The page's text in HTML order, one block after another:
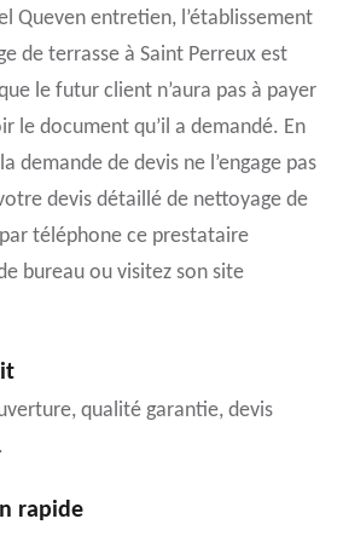
Queven entretien, l’établissement
de terrasse à Saint Perreux est
le futur client n’aura pas à payer
le document qu’il a demandé. En
demande de devis ne l’engage pas
devis détaillé de nettoyage de
téléphone ce prestataire
bureau ou visitez son site
qualité garantie, devis
rapide